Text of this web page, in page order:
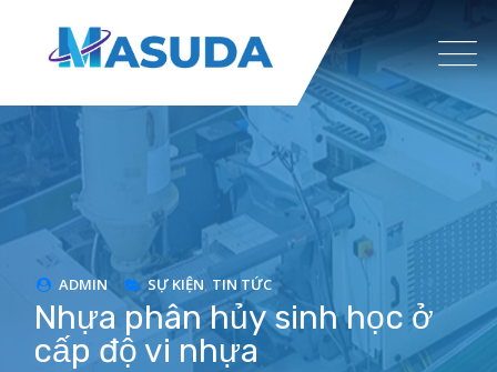
content
ADMIN SỰ KIỆN, TIN TỨC
Nhựa phân hủy sinh học ở
cấp độ vi nhựa